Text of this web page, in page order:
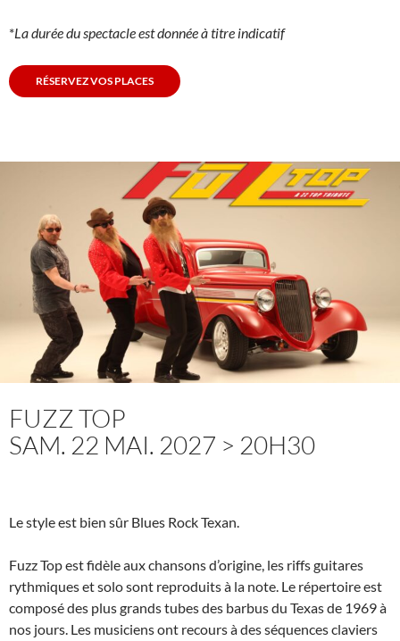
*La durée du spectacle est donnée à titre indicatif
RÉSERVEZ VOS PLACES
FUZZ TOP
SAM. 22 MAI. 2027 > 20H30
Le style est bien sûr Blues Rock Texan.
Fuzz Top est fidèle aux chansons d’origine, les riffs guitares
rythmiques et solo sont reproduits à la note. Le répertoire est
composé des plus grands tubes des barbus du Texas de 1969 à
nos jours. Les musiciens ont recours à des séquences claviers